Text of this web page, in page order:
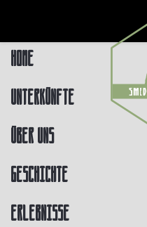
Home
Unterkünfte
Über uns
Geschichte
Erlebnisse